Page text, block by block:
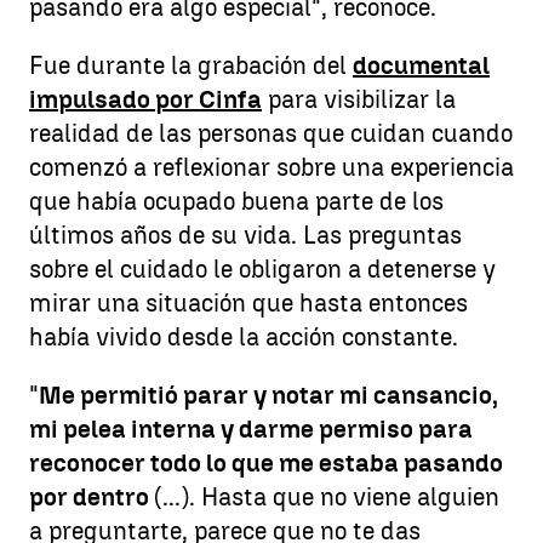
pasando era algo especial", reconoce.
Fue durante la grabación del documental
impulsado por Cinfa para visibilizar la
realidad de las personas que cuidan cuando
comenzó a reflexionar sobre una experiencia
que había ocupado buena parte de los
últimos años de su vida. Las preguntas
sobre el cuidado le obligaron a detenerse y
mirar una situación que hasta entonces
había vivido desde la acción constante.
"Me permitió parar y notar mi cansancio,
mi pelea interna y darme permiso para
reconocer todo lo que me estaba pasando
por dentro (...). Hasta que no viene alguien
a preguntarte, parece que no te das